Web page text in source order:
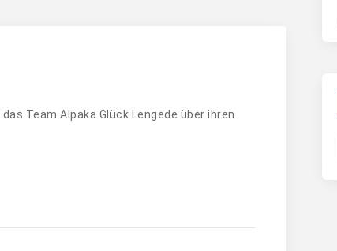
Team Alpaka Glück Lengede über ihren